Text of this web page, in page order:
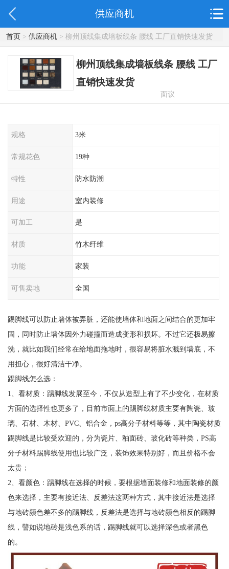
供应商机
首页> 供应商机> 柳州顶线集成墙板线条 腰线 工厂直销快速发货
柳州顶线集成墙板线条 腰线 工厂
直销快速发货
面议
规格 3米
常规花色 19种
特性 防水防潮
用途 室内装修
可加工 是
材质 竹木纤维
功能 家装
可售卖地 全国
踢脚线可以防止墙体被弄脏，还能使墙体和地面之间结合的更加牢
固，同时防止墙体因外力碰撞而造成变形和损坏。不过它还极易擦
洗，就比如我们经常在给地面拖地时，很容易将脏水溅到墙底，不
用担心，很好清洁干净。
踢脚线怎么选：
1、看材质：踢脚线发展至今，不仅从造型上有了不少变化，在材质
方面的选择性也更多了，目前市面上的踢脚线材质主要有陶瓷、玻
璃、石材、木材、PVC、铝合金，ps高分子材料等等，其中陶瓷材质
踢脚线是比较受欢迎的，分为瓷片、釉面砖、玻化砖等种类，PS高
分子材料踢脚线使用也比较广泛，装饰效果特别好，而且价格不会
太贵；
2、看颜色：踢脚线在选择的时候，要根据墙面装修和地面装修的颜
色来选择，主要有接近法、反差法这两种方式，其中接近法是选择
与地砖颜色差不多的踢脚线，反差法是选择与地砖颜色相反的踢脚
线，譬如说地砖是浅色系的话，踢脚线就可以选择深色或者黑色
的。